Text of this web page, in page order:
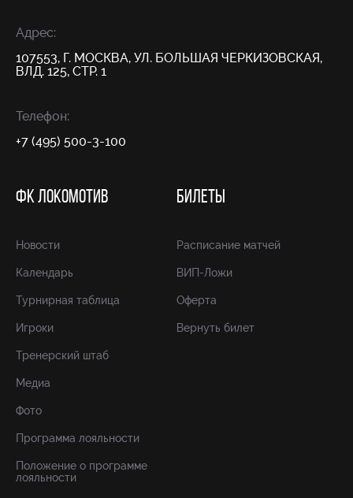
Адрес:
107553, Г. МОСКВА, УЛ. БОЛЬШАЯ ЧЕРКИЗОВСКАЯ,
ВЛД. 125, СТР. 1
Телефон:
+7 (495) 500-3-100
ФК ЛОКОМОТИВ
Новости
Календарь
Турнирная таблица
Игроки
Тренерский штаб
Медиа
Фото
Программа лояльности
Положение о программе
лояльности
БИЛЕТЫ
Расписание матчей
ВИП-Ложи
Оферта
Вернуть билет